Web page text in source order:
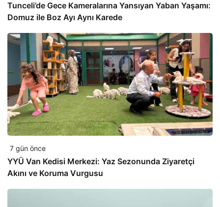
Tunceli’de Gece Kameralarına Yansıyan Yaban Yaşamı:
Domuz ile Boz Ayı Aynı Karede
7 gün önce
YYÜ Van Kedisi Merkezi: Yaz Sezonunda Ziyaretçi
Akını ve Koruma Vurgusu